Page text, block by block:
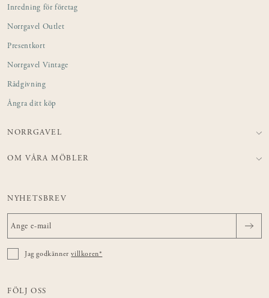
Inredning för företag
Norrgavel Outlet
Presentkort
Norrgavel Vintage
Rådgivning
Ångra ditt köp
NORRGAVEL
OM VÅRA MÖBLER
NYHETSBREV
Jag godkännervillkoren*
FÖLJ OSS